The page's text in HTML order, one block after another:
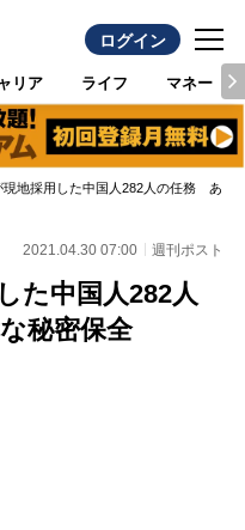
ログイン
リア ライフ マネー
現地採用した中国人282人の任務 あま
2021.04.30 07:00 週刊ポスト
た中国人282人
秘密保全